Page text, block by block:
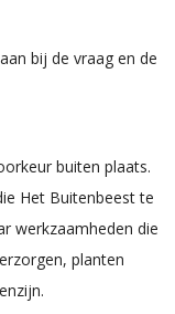
bij de vraag en de
buiten plaats.
Het Buitenbeest te
werkzaamheden die
planten